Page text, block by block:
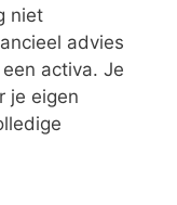
niet
advies
activa. Je
je eigen